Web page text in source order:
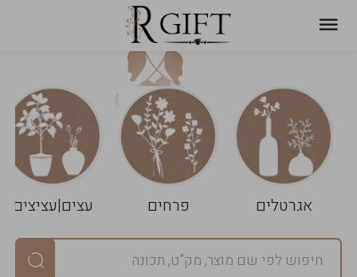
אגרטלים פרחים עצים|עציצים
עגלת
שלך
ניקוי
הסל
במארז